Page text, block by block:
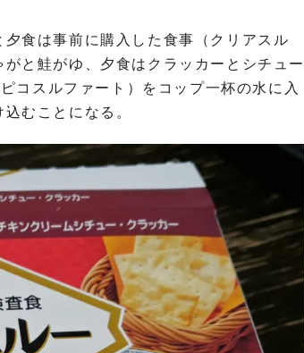
食は事前に購入した食事（クリアスル
と鮭がゆ、夕食はクラッカーとシチュー
コスルファート）をコップ一杯の水に入
むことになる。